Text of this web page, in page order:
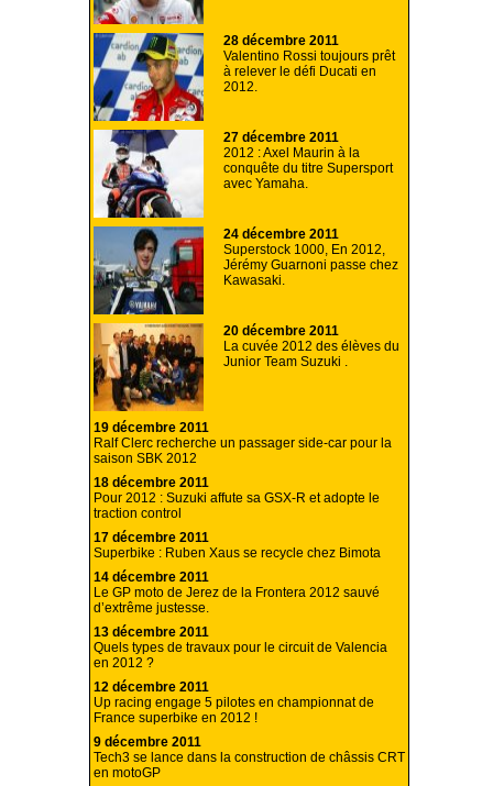
28 décembre 2011
Valentino Rossi toujours prêt
à relever le défi Ducati en
2012.
27 décembre 2011
2012 : Axel Maurin à la
conquête du titre Supersport
avec Yamaha.
24 décembre 2011
Superstock 1000, En 2012,
Jérémy Guarnoni passe chez
Kawasaki.
20 décembre 2011
La cuvée 2012 des élèves du
Junior Team Suzuki .
19 décembre 2011
Ralf Clerc recherche un passager side-car pour la
saison SBK 2012
18 décembre 2011
Pour 2012 : Suzuki affute sa GSX-R et adopte le
traction control
17 décembre 2011
Superbike : Ruben Xaus se recycle chez Bimota
14 décembre 2011
Le GP moto de Jerez de la Frontera 2012 sauvé
d’extrême justesse.
13 décembre 2011
Quels types de travaux pour le circuit de Valencia
en 2012 ?
12 décembre 2011
Up racing engage 5 pilotes en championnat de
France superbike en 2012 !
9 décembre 2011
Tech3 se lance dans la construction de châssis CRT
en motoGP